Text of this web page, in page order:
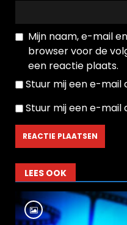
Mijn naam, e-mail
browser voor de
een reactie plaats.
Stuur mij een e-mail
Stuur mij een e-mail
LEES OOK